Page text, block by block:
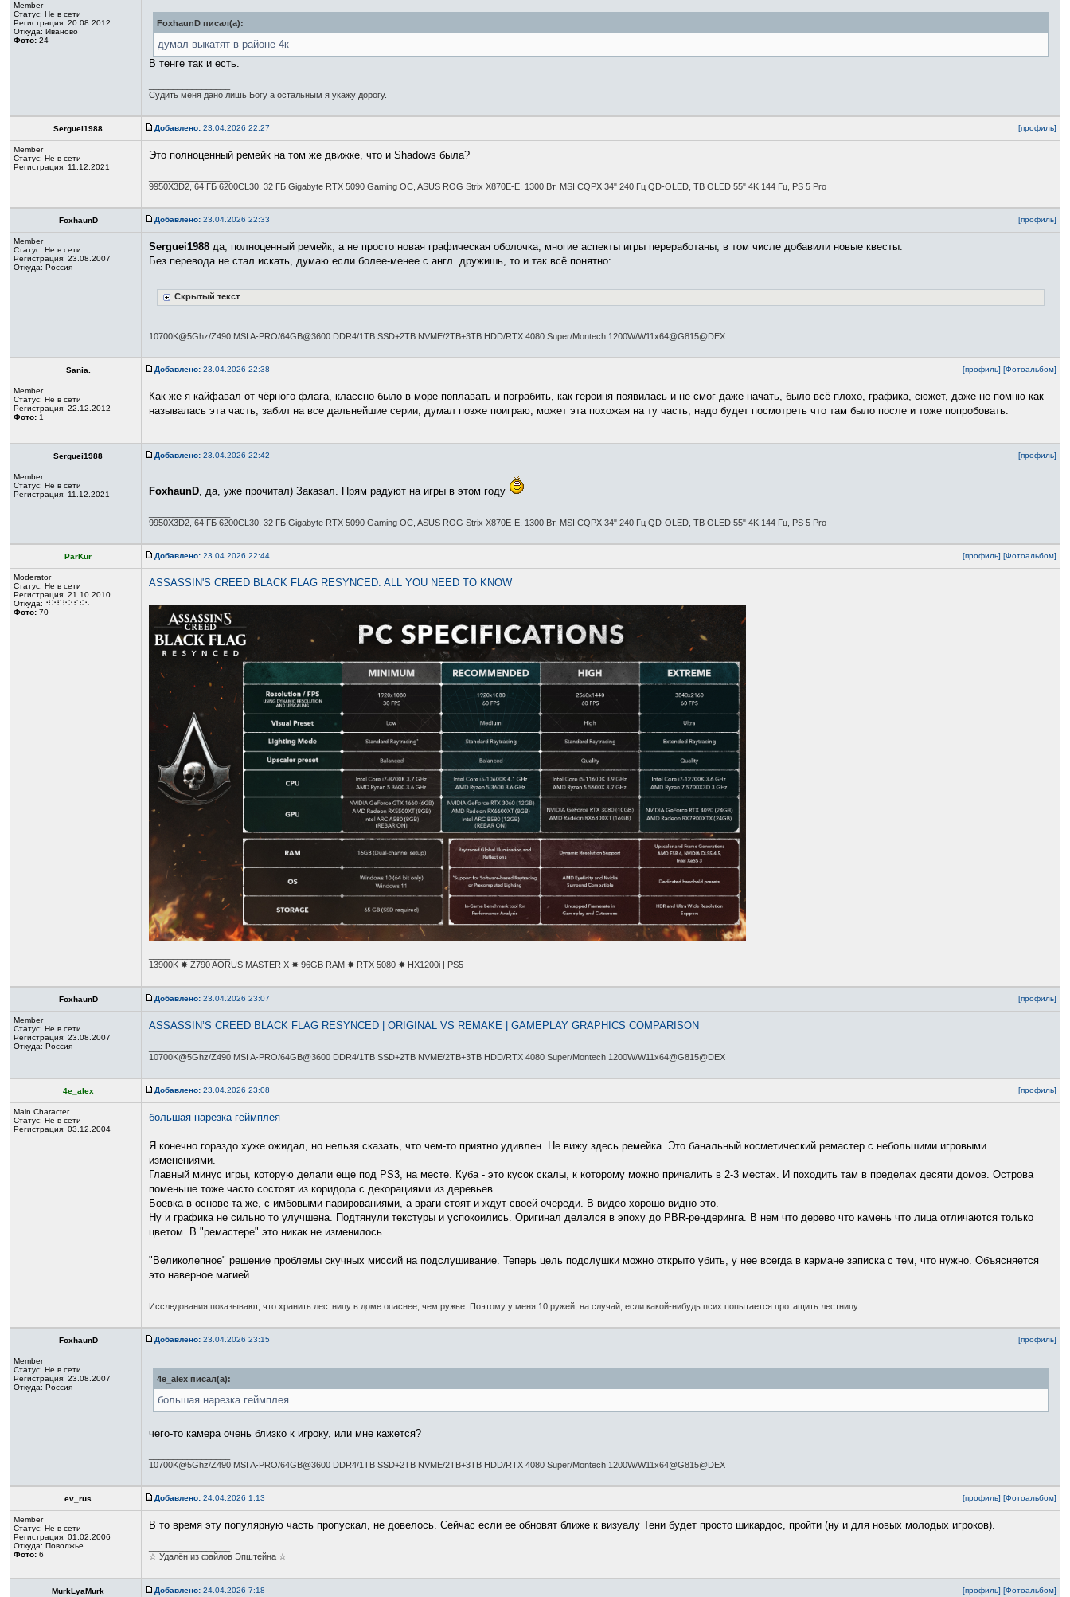
Member
Статус: Не в сети
Регистрация: 20.08.2012
Откуда: Иваново
Фото: 24
FoxhaunD писал(а):
думал выкатят в районе 4к
В тенге так и есть.
Судить меня дано лишь Богу а остальным я укажу дорогу.
Serguei1988 Добавлено: 23.04.2026 22:27 [профиль]
Member
Статус: Не в сети
Регистрация: 11.12.2021
Это полноценный ремейк на том же движке, что и Shadows была?
9950X3D2, 64 ГБ 6200CL30, 32 ГБ Gigabyte RTX 5090 Gaming OC, ASUS ROG Strix X870E-E, 1300 Вт, MSI CQPX 34" 240 Гц QD-OLED, ТВ OLED 55" 4K 144 Гц, PS 5 Pro
FoxhaunD Добавлено: 23.04.2026 22:33 [профиль]
Member
Статус: Не в сети
Регистрация: 23.08.2007
Откуда: Россия
Serguei1988 да, полноценный ремейк, а не просто новая графическая оболочка, многие аспекты игры переработаны, в том числе добавили новые квесты.
Без перевода не стал искать, думаю если более-менее с англ. дружишь, то и так всё понятно:
Скрытый текст
10700K@5Ghz/Z490 MSI A-PRO/64GB@3600 DDR4/1TB SSD+2TB NVME/2TB+3TB HDD/RTX 4080 Super/Montech 1200W/W11x64@G815@DEX
Sania. Добавлено: 23.04.2026 22:38 [профиль] [Фотоальбом]
Member
Статус: Не в сети
Регистрация: 22.12.2012
Фото: 1
Как же я кайфавал от чёрного флага, классно было в море поплавать и пограбить, как героиня появилась и не смог даже начать, было всё плохо, графика, сюжет, даже не помню как
называлась эта часть, забил на все дальнейшие серии, думал позже поиграю, может эта похожая на ту часть, надо будет посмотреть что там было после и тоже попробовать.
Serguei1988 Добавлено: 23.04.2026 22:42 [профиль]
Member
Статус: Не в сети
Регистрация: 11.12.2021
FoxhaunD, да, уже прочитал) Заказал. Прям радуют на игры в этом году
9950X3D2, 64 ГБ 6200CL30, 32 ГБ Gigabyte RTX 5090 Gaming OC, ASUS ROG Strix X870E-E, 1300 Вт, MSI CQPX 34" 240 Гц QD-OLED, ТВ OLED 55" 4K 144 Гц, PS 5 Pro
ParKur Добавлено: 23.04.2026 22:44 [профиль] [Фотоальбом]
Moderator
Статус: Не в сети
Регистрация: 21.10.2010
Откуда: ⠺⠕⠏⠗⠕⠎⠮⠢
Фото: 70
ASSASSIN'S CREED BLACK FLAG RESYNCED: ALL YOU NEED TO KNOW
13900K ✸ Z790 AORUS MASTER X ✸ 96GB RAM ✸ RTX 5080 ✸ HX1200i | PS5
FoxhaunD Добавлено: 23.04.2026 23:07 [профиль]
Member
Статус: Не в сети
Регистрация: 23.08.2007
Откуда: Россия
ASSASSIN’S CREED BLACK FLAG RESYNCED | ORIGINAL VS REMAKE | GAMEPLAY GRAPHICS COMPARISON
10700K@5Ghz/Z490 MSI A-PRO/64GB@3600 DDR4/1TB SSD+2TB NVME/2TB+3TB HDD/RTX 4080 Super/Montech 1200W/W11x64@G815@DEX
4e_alex Добавлено: 23.04.2026 23:08 [профиль]
Main Character
Статус: Не в сети
Регистрация: 03.12.2004
большая нарезка геймплея
Я конечно гораздо хуже ожидал, но нельзя сказать, что чем-то приятно удивлен. Не вижу здесь ремейка. Это банальный косметический ремастер с небольшими игровыми
изменениями.
Главный минус игры, которую делали еще под PS3, на месте. Куба - это кусок скалы, к которому можно причалить в 2-3 местах. И походить там в пределах десяти домов. Острова
поменьше тоже часто состоят из коридора с декорациями из деревьев.
Боевка в основе та же, с имбовыми парированиями, а враги стоят и ждут своей очереди. В видео хорошо видно это.
Ну и графика не сильно то улучшена. Подтянули текстуры и успокоились. Оригинал делался в эпоху до PBR-рендеринга. В нем что дерево что камень что лица отличаются только
цветом. В "ремастере" это никак не изменилось.
"Великолепное" решение проблемы скучных миссий на подслушивание. Теперь цель подслушки можно открыто убить, у нее всегда в кармане записка с тем, что нужно. Объясняется
это наверное магией.
Исследования показывают, что хранить лестницу в доме опаснее, чем ружье. Поэтому у меня 10 ружей, на случай, если какой-нибудь псих попытается протащить лестницу.
FoxhaunD Добавлено: 23.04.2026 23:15 [профиль]
Member
Статус: Не в сети
Регистрация: 23.08.2007
Откуда: Россия
4e_alex писал(а):
большая нарезка геймплея
чего-то камера очень близко к игроку, или мне кажется?
10700K@5Ghz/Z490 MSI A-PRO/64GB@3600 DDR4/1TB SSD+2TB NVME/2TB+3TB HDD/RTX 4080 Super/Montech 1200W/W11x64@G815@DEX
ev_rus Добавлено: 24.04.2026 1:13 [профиль] [Фотоальбом]
Member
Статус: Не в сети
Регистрация: 01.02.2006
Откуда: Поволжье
Фото: 6
В то время эту популярную часть пропускал, не довелось. Сейчас если ее обновят ближе к визуалу Тени будет просто шикардос, пройти (ну и для новых молодых игроков).
☆ Удалён из файлов Эпштейна ☆
MurkLyaMurk Добавлено: 24.04.2026 7:18 [профиль] [Фотоальбом]